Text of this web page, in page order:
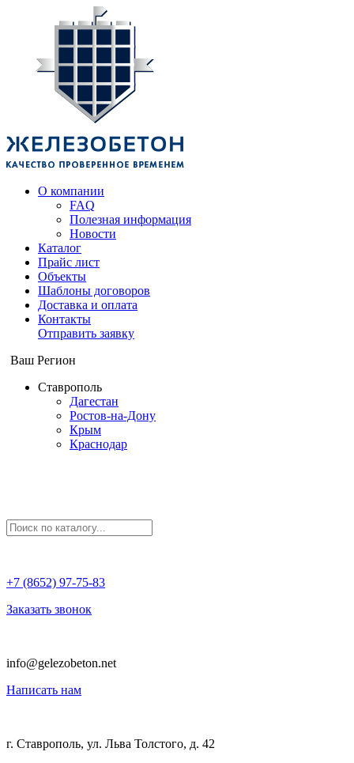
О компании
FAQ
Полезная информация
Новости
Каталог
Прайс лист
Объекты
Шаблоны договоров
Доставка и оплата
Контакты
Отправить заявку
Ваш Регион
Ставрополь
Дагестан
Ростов-на-Дону
Крым
Краснодар
+7 (8652) 97-75-83
Заказать звонок
info@gelezobeton.net
Написать нам
г. Ставрополь, ул. Льва Толстого, д. 42